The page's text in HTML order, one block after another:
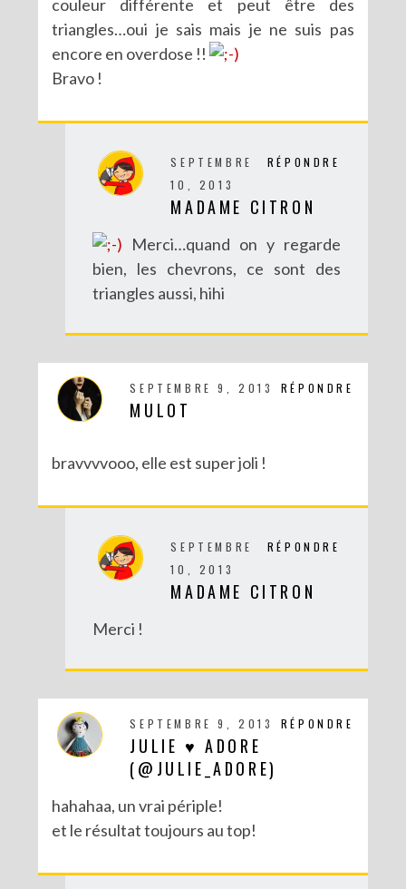
couleur différente et peut être des
triangles…oui je sais mais je ne suis pas
encore en overdose !!
Bravo !
RÉPONDRE
SEPTEMBRE
10, 2013
MADAME CITRON
Merci…quand on y regarde
bien, les chevrons, ce sont des
triangles aussi, hihi
RÉPONDRE
SEPTEMBRE 9, 2013
MULOT
bravvvvooo, elle est super joli !
RÉPONDRE
SEPTEMBRE
10, 2013
MADAME CITRON
Merci !
RÉPONDRE
SEPTEMBRE 9, 2013
JULIE ♥ ADORE
(@JULIE_ADORE)
hahahaa, un vrai périple!
et le résultat toujours au top!